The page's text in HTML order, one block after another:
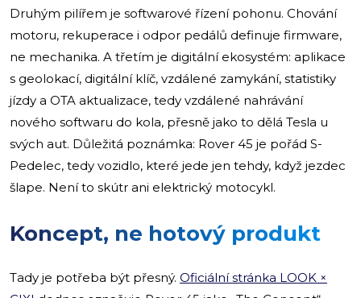
Druhým pilířem je softwarové řízení pohonu. Chování
motoru, rekuperace i odpor pedálů definuje firmware,
ne mechanika. A třetím je digitální ekosystém: aplikace
s geolokací, digitální klíč, vzdálené zamykání, statistiky
jízdy a OTA aktualizace, tedy vzdálené nahrávání
nového softwaru do kola, přesně jako to dělá Tesla u
svých aut. Důležitá poznámka: Rover 45 je pořád S-
Pedelec, tedy vozidlo, které jede jen tehdy, když jezdec
šlape. Není to skútr ani elektrický motocykl.
Koncept, ne hotový produkt
Tady je potřeba být přesný. Oficiální stránka LOOK ×